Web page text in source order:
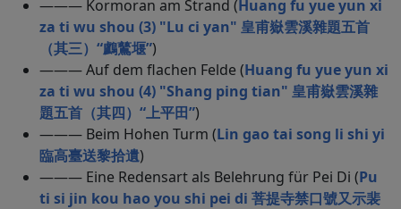
——— Kormoran am Strand (Huang fu yue yun xi
za ti wu shou (3) "Lu ci yan" 皇甫嶽雲溪雜題五首
（其三）“鸕鶿堰”)
——— Auf dem flachen Felde (Huang fu yue yun xi
za ti wu shou (4) "Shang ping tian" 皇甫嶽雲溪雜
題五首（其四）“上平田”)
——— Beim Hohen Turm (Lin gao tai song li shi yi
臨高臺送黎拾遺)
——— Eine Redensart als Belehrung für Pei Di (Pu
ti si jin kou hao you shi pei di 菩提寺禁口號又示裴